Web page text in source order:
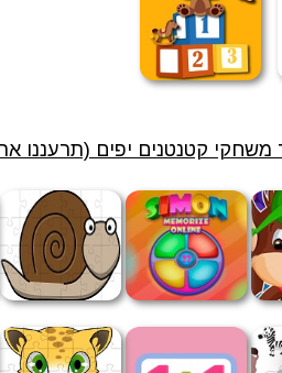
משחקי קטנטנים יפים (תרעננו